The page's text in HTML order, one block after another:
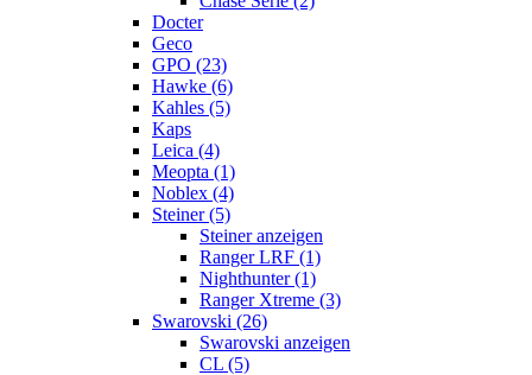
Docter
Geco
GPO (23)
Hawke (6)
Kahles (5)
Kaps
Leica (4)
Meopta (1)
Noblex (4)
Steiner (5)
Steiner anzeigen
Ranger LRF (1)
Nighthunter (1)
Ranger Xtreme (3)
Swarovski (26)
Swarovski anzeigen
CL (5)